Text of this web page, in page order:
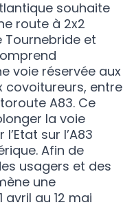
souhaite
route à 2x2
Tournebride et
voie réservée aux
entre
A83. Ce
la voie
sur l’A83
Afin de
usagers et des
une
avril au 12 mai